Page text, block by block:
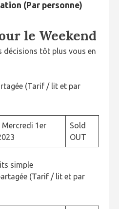
(Par personne)
le Weekend
décisions tôt plus vous en
(Tarif / lit et par
Mercredi 1er
Sold
OUT
simple
(Tarif / lit et par